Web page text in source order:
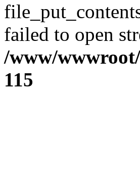
failed to open
/www/
115